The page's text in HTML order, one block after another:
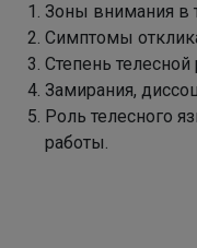
Зоны внимания в
Симптомы
Степень
Замирания,
Роль телесного
работы.